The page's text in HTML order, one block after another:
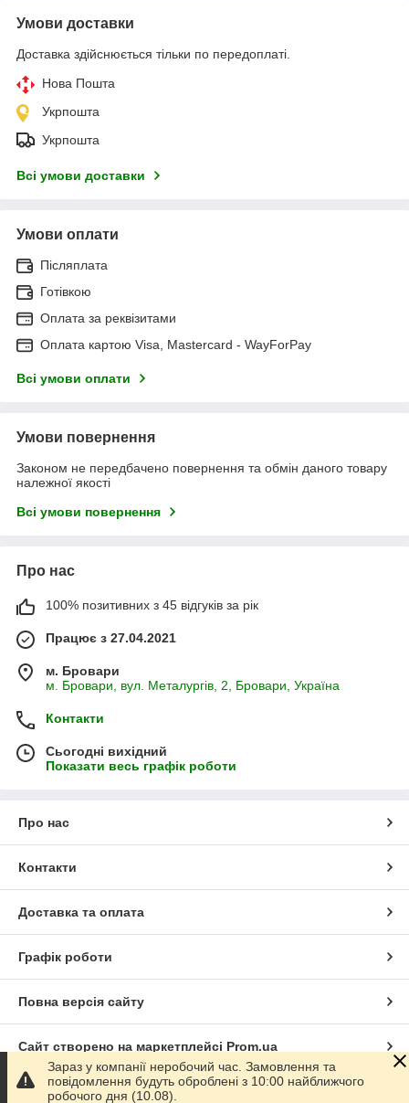
Умови доставки
Доставка здійснюється тільки по передоплаті.
Нова Пошта
Укрпошта
Укрпошта
Всі умови доставки
Умови оплати
Післяплата
Готівкою
Оплата за реквізитами
Оплата картою Visa, Mastercard - WayForPay
Всі умови оплати
Умови повернення
Законом не передбачено повернення та обмін даного товару
належної якості
Всі умови повернення
Про нас
100% позитивних з 45 відгуків за рік
Працює з 27.04.2021
м. Бровари
м. Бровари, вул. Металургів, 2, Бровари, Україна
Контакти
Сьогодні вихідний
Показати весь графік роботи
Про нас
Контакти
Доставка та оплата
Графік роботи
Повна версія сайту
Сайт створено на маркетплейсі Prom.ua
Політика конфіденційності
Зараз у компанії неробочий час. Замовлення та
повідомлення будуть оброблені з 10:00 найближчого
робочого дня (10.08).